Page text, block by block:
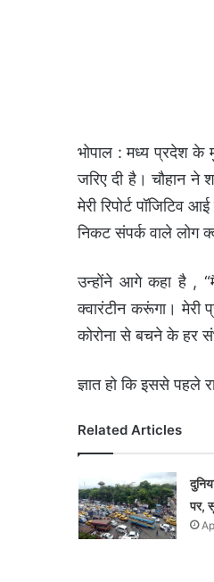
भोपाल : मध्य प्रदेश के
जरिए दी है। चौहान ने
मेरी रिपोर्ट
निकट संपर्क वाले लोग
उन्होंने आगे कहा है ,
क्वारंटीन करूंगा। मेरी
कोरोना से बचने के हर
ज्ञात हो कि इससे पहले
Related Articles
पर,